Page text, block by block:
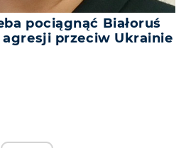
pociągnąć Białoruś
agresji przeciw Ukrainie